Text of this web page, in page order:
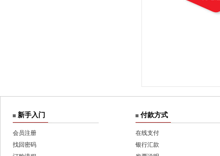
新手入门
会员注册
找回密码
付款方式
在线支付
银行汇款